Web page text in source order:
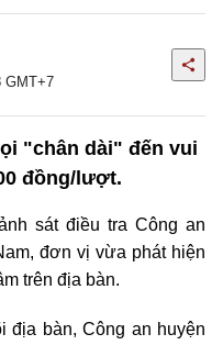
GMT+7
"chân dài" đến vui
đồng/lượt.
sát điều tra Công an
đơn vị vừa phát hiện
trên địa bàn.
địa bàn, Công an huyện